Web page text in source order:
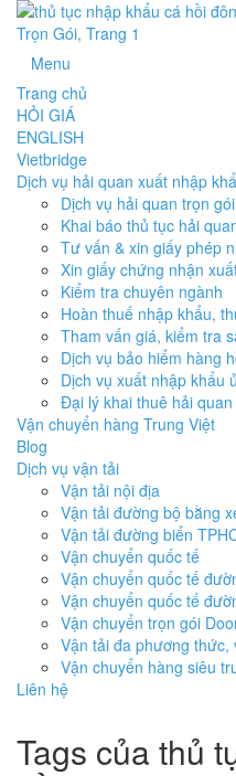
Menu
Trang chủ
HỎI GIÁ
ENGLISH
Vietbridge
Dịch vụ hải quan xuất nhập
Dịch vụ hải quan trọn gói
Khai báo thủ tục hải
Tư vấn & xin giấy phép
Xin giấy chứng nhận
Kiểm tra chuyên ngành
Hoàn thuế nhập khẩu,
Tham vấn giá, kiểm tra
Dịch vụ bảo hiểm hàng
Dịch vụ xuất nhập khẩu
Đại lý khai thuê hải quan
Vận chuyển hàng Trung Việt
Blog
Dịch vụ vận tải
Vận tải nội địa
Vận tải đường bộ bằng
Vận tải đường biển
Vận chuyển quốc tế
Vận chuyển quốc tế
Vận chuyển quốc tế
Vận chuyển trọn gói
Vận tải đa phương thức,
Vận chuyển hàng siêu
Liên hệ
Tags của thủ